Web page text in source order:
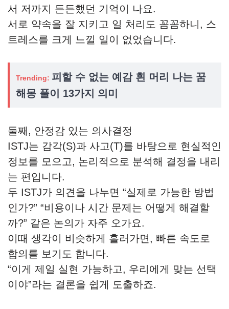
서 저까지 든든했던 기억이 나요.
서로 약속을 잘 지키고 일 처리도 꼼꼼하니, 스
트레스를 크게 느낄 일이 없었습니다.
Trending: 피할 수 없는 예감 흰 머리 나는 꿈
해몽 풀이 13가지 의미
둘째, 안정감 있는 의사결정
ISTJ는 감각(S)과 사고(T)를 바탕으로 현실적인
정보를 모으고, 논리적으로 분석해 결정을 내리
는 편입니다.
두 ISTJ가 의견을 나누면 “실제로 가능한 방법
인가?” “비용이나 시간 문제는 어떻게 해결할
까?” 같은 논의가 자주 오가요.
이때 생각이 비슷하게 흘러가면, 빠른 속도로
합의를 보기도 합니다.
“이게 제일 실현 가능하고, 우리에게 맞는 선택
이야”라는 결론을 쉽게 도출하죠.